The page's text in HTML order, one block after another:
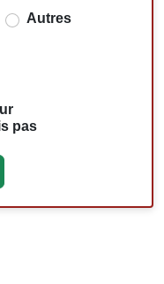
Autres
pas